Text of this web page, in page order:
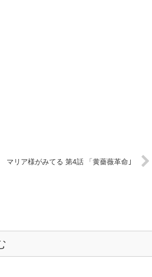
マリア様がみてる 第4話 「黄薔薇革命｣